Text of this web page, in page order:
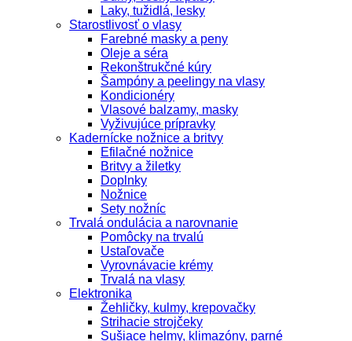
Laky, tužidlá, lesky
Starostlivosť o vlasy
Farebné masky a peny
Oleje a séra
Rekonštrukčné kúry
Šampóny a peelingy na vlasy
Kondicionéry
Vlasové balzamy, masky
Vyživujúce prípravky
Kadernícke nožnice a britvy
Efilačné nožnice
Britvy a žiletky
Doplnky
Nožnice
Sety nožníc
Trvalá ondulácia a narovnanie
Pomôcky na trvalú
Ustaľovače
Vyrovnávacie krémy
Trvalá na vlasy
Elektronika
Žehličky, kulmy, krepovačky
Strihacie strojčeky
Sušiace helmy, klimazóny, parné